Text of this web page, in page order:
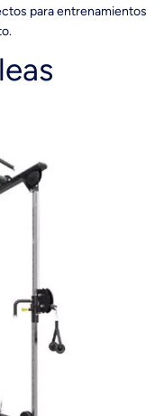
para entrenamientos